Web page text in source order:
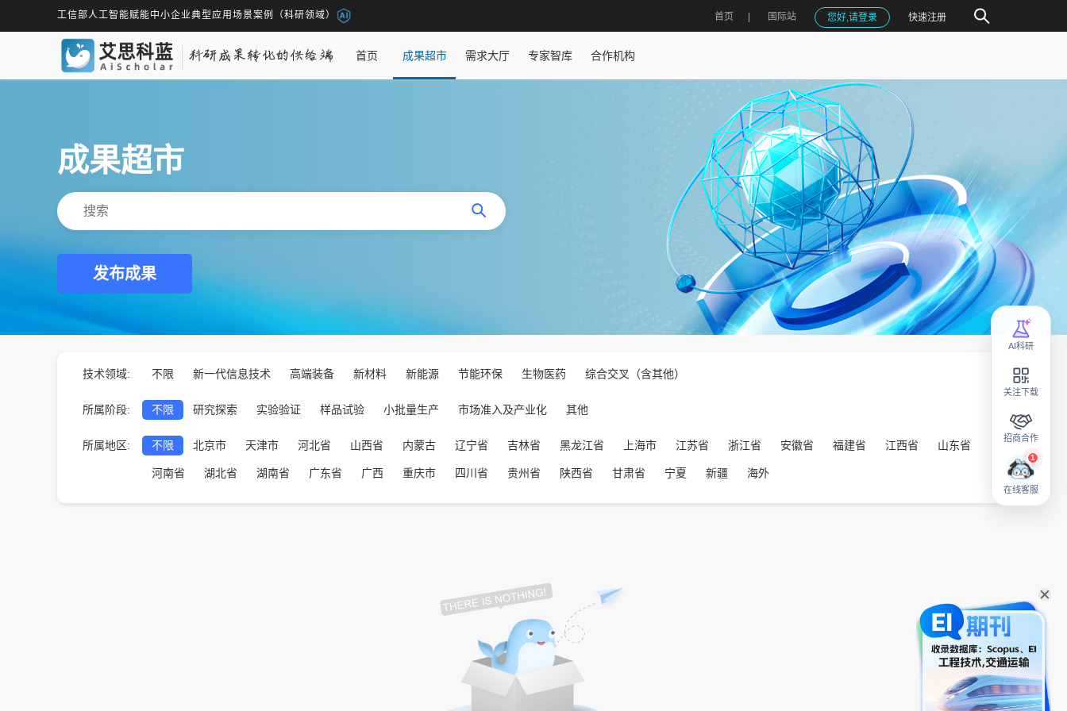
工信部人工智能赋能中小企业典型应用场景案例（科研领域） 首页 国际站 您好,请登录 快速注册
首页 成果超市 需求大厅 专家智库 合作机构
成果超市
发布成果
技术领域: 不限 新一代信息技术 高端装备 新材料 新能源 节能环保 生物医药 综合交叉（含其他）
所属阶段: 不限 研究探索 实验验证 样品试验 小批量生产 市场准入及产业化 其他
所属地区: 不限 北京市 天津市 河北省 山西省 内蒙古 辽宁省 吉林省 黑龙江省 上海市 江苏省 浙江省 安徽省 福建省 江西省 山东省
河南省 湖北省 湖南省 广东省 广西 重庆市 四川省 贵州省 陕西省 甘肃省 宁夏 新疆 海外
AI科研
关注下载
招商合作
在线客服